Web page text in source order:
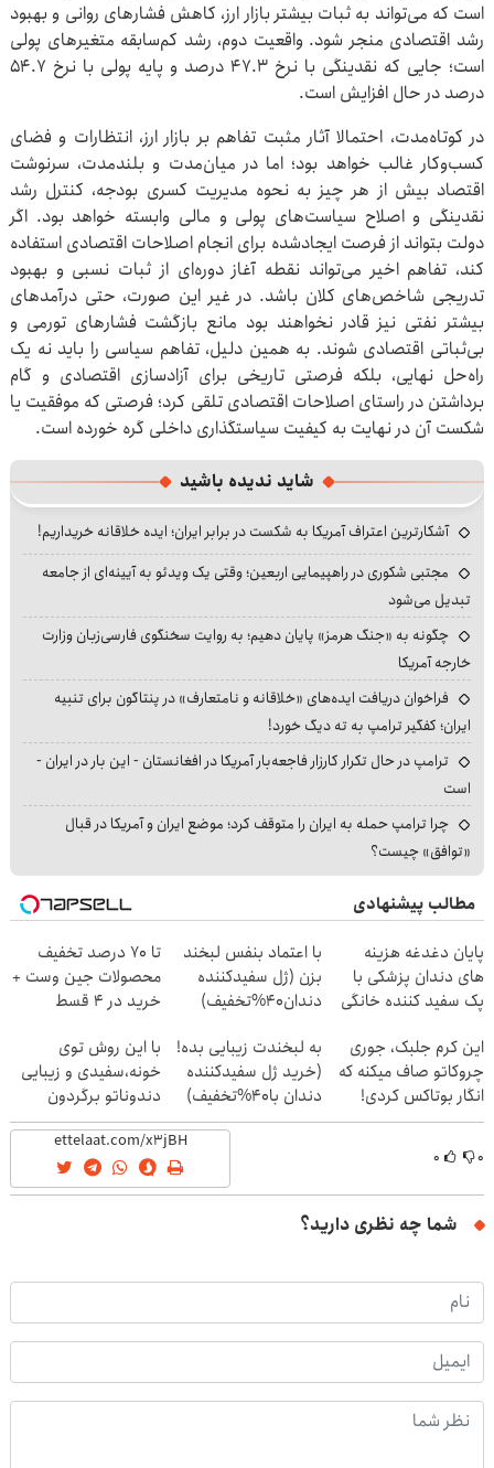
است که می‌تواند به ثبات بیشتر بازار ارز، کاهش فشارهای روانی و بهبود
رشد اقتصادی منجر شود. واقعیت دوم، رشد کم‌سابقه متغیرهای پولی
است؛ جایی که نقدینگی با نرخ ۴۷.۳ درصد و پایه پولی با نرخ ۵۴.۷
درصد در حال افزایش است.
در کوتاه‌مدت، احتمالا آثار مثبت تفاهم بر بازار ارز، انتظارات و فضای
کسب‌وکار غالب خواهد بود؛ اما در میان‌مدت و بلندمدت، سرنوشت
اقتصاد بیش از هر چیز به نحوه مدیریت کسری بودجه، کنترل رشد
نقدینگی و اصلاح سیاست‌های پولی و مالی وابسته خواهد بود. اگر
دولت بتواند از فرصت ایجادشده برای انجام اصلاحات اقتصادی استفاده
کند، تفاهم اخیر می‌تواند نقطه آغاز دوره‌ای از ثبات نسبی و بهبود
تدریجی شاخص‌های کلان باشد. در غیر این صورت، حتی درآمدهای
بیشتر نفتی نیز قادر نخواهند بود مانع بازگشت فشارهای تورمی و
بی‌ثباتی اقتصادی شوند. به همین دلیل، تفاهم سیاسی را باید نه یک
راه‌حل نهایی، بلکه فرصتی تاریخی برای آزادسازی اقتصادی و گام
برداشتن در راستای اصلاحات اقتصادی تلقی کرد؛ فرصتی که موفقیت یا
شکست آن در نهایت به کیفیت سیاستگذاری داخلی گره خورده است.
شاید ندیده باشید
آشکارترین اعتراف آمریکا به شکست در برابر ایران؛ ایده خلاقانه خریداریم!
مجتبی شکوری در راهپیمایی اربعین؛ وقتی یک ویدئو به آیینه‌ای از جامعه
تبدیل می‌شود
چگونه به «جنگ هرمز» پایان دهیم؛ به روایت سخنگوی فارسی‌زبان وزارت
خارجه آمریکا
فراخوان دریافت ایده‌های «خلاقانه و نامتعارف» در پنتاگون برای تنبیه
ایران؛ کفگیر ترامپ به ته دیگ خورد!
ترامپ در حال تکرار کارزار فاجعه‌بار آمریکا در افغانستان - این بار در ایران -
است
چرا ترامپ حمله به ایران را متوقف کرد؛ موضع ایران و آمریکا در قبال
«توافق» چیست؟
مطالب پیشنهادی
پایان دغدغه هزینه
های دندان پزشکی با
پک سفید کننده خانگی
با اعتماد بنفس لبخند
بزن (ژل سفیدکننده
دندان40%تخفیف)
تا 70 درصد تخفیف
محصولات جین وست +
خرید در 4 قسط
این کرم جلبک، جوری
چروکاتو صاف میکنه که
انگار بوتاکس کردی!
(تخفیف ویژه)
به لبخندت زیبایی بده!
(خرید ژل سفیدکننده
دندان با40%تخفیف)
با این روش توی
خونه،سفیدی و زیبایی
دندوناتو برگردون
(40%off)
۰ ۰
شما چه نظری دارید؟